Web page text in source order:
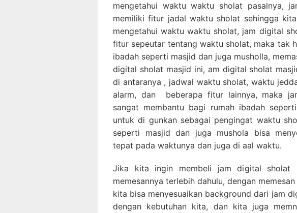
mengetahui waktu waktu sholat pasalnya,
memiliki fitur jadal waktu sholat sehingga
mengetahui waktu waktu sholat, jam digital
fitur sepeutar tentang waktu sholat, maka tak
ibadah seperti masjid dan juga musholla,
digital sholat masjid ini, am digital sholat
di antaranya , jadwal waktu sholat, waktu
alarm, dan beberapa fitur lainnya, maka
sangat membantu bagi rumah ibadah
untuk di gunkan sebagai pengingat waktu
seperti masjid dan juga mushola bisa
tepat pada waktunya dan juga di aal waktu.
Jika kita ingin membeli jam digital sholat
memesannya terlebih dahulu, dengan
kita bisa menyesuaikan background dari jam
dengan kebutuhan kita, dan kita juga